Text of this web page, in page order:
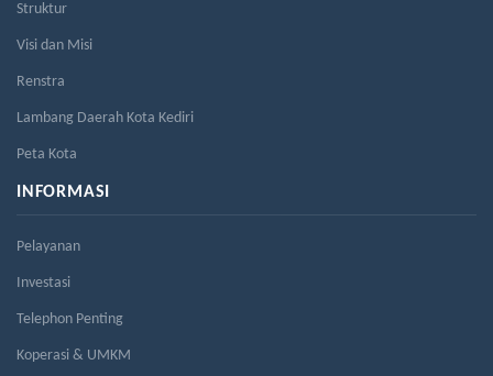
Struktur
Visi dan Misi
Renstra
Lambang Daerah Kota Kediri
Peta Kota
INFORMASI
Pelayanan
Investasi
Telephon Penting
Koperasi & UMKM